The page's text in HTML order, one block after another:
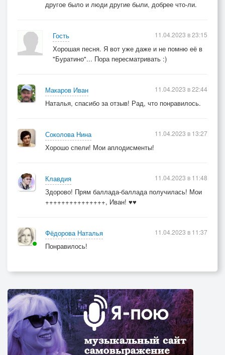
другое было и люди другие были, добрее что-ли.
Гость
Хорошая песня. Я вот уже даже и не помню её в
"Буратино"... Пора пересматривать :)
11.04.2023 в 23:15
Макаров Иван
Наталья, спасибо за отзыв! Рад, что понравилось.
11.04.2023 в 22:44
Соколова Нина
Хорошо спели! Мои аплодисменты!
11.04.2023 в 13:27
Клавдия
Здорово! Прям баллада-баллада получилась! Мои
+++++++++++++++, Иван! ♥♥
11.04.2023 в 11:48
Фёдорова Наталья
Понравилось!
11.04.2023 в 11:37